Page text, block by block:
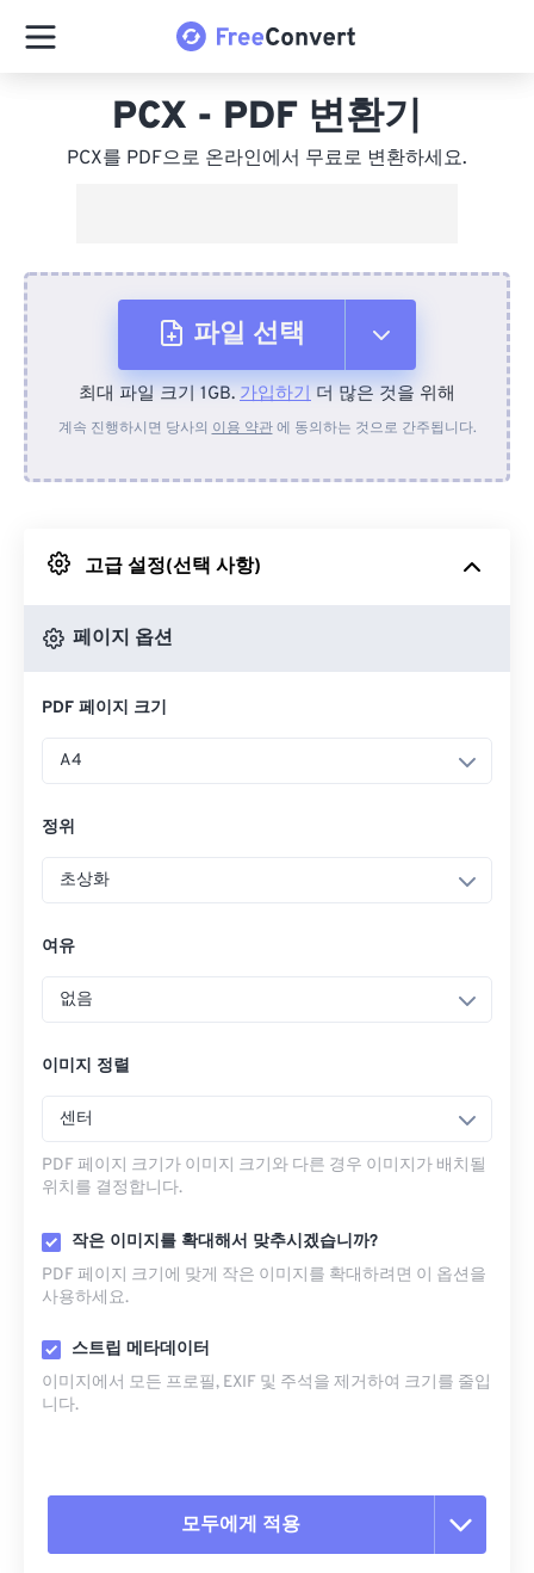
PCX - PDF 변환기
PCX를 PDF으로 온라인에서 무료로 변환하세요.
파일 선택
장치에서
Google 드라이브에서
최대 파일 크기 1GB. 가입하기 더 많은 것을 위해
계속 진행하시면 당사의 이용 약관에 동의하는 것으로 간주됩니다.
고급 설정(선택 사항)
페이지 옵션
PDF 페이지 크기
A4
정위
초상화
여유
없음
이미지 정렬
센터
PDF 페이지 크기가 이미지 크기와 다른 경우 이미지가 배치될
위치를 결정합니다.
작은 이미지를 확대해서 맞추시겠습니까?
PDF 페이지 크기에 맞게 작은 이미지를 확대하려면 이 옵션을
사용하세요.
스트립 메타데이터
이미지에서 모든 프로필, EXIF ​​및 주석을 제거하여 크기를 줄입
니다.
모두에게 적용